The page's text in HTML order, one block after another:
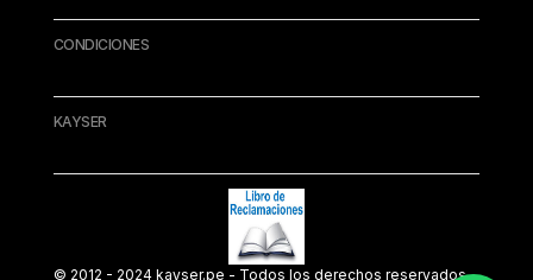
CONDICIONES
KAYSER
© 2012 - 2024 kayser.pe - Todos los derechos reservados.